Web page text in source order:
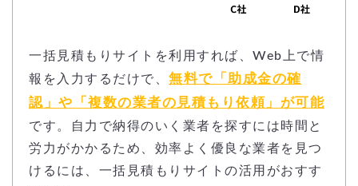
一括見積もりサイトを利用すれば、Web上で情
報を入力するだけで、 無料で「助成金の確
認」や「複数の業者の見積もり依頼」が可能
です。自力で納得のいく業者を探すには時間と
労力がかかるため、効率よく優良な業者を見つ
けるには、一括見積もりサイトの活用がおすす